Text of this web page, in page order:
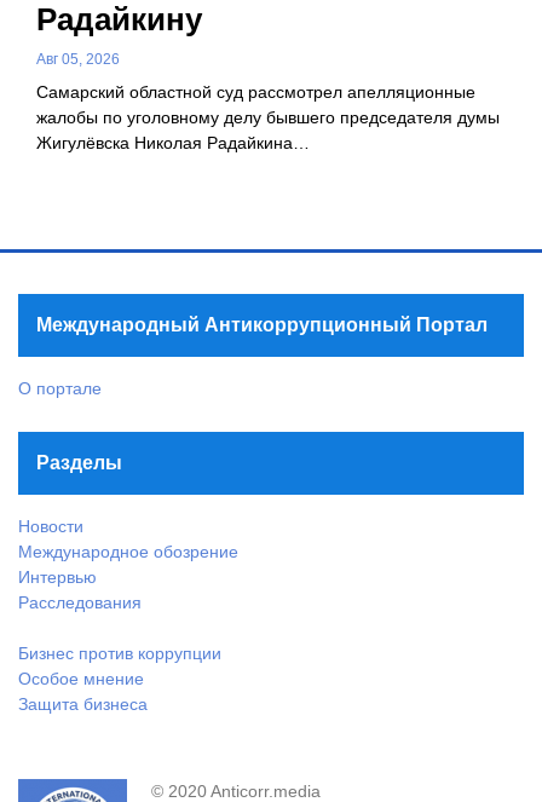
Радайкину
Авг 05, 2026
Самарский областной суд рассмотрел апелляционные
жалобы по уголовному делу бывшего председателя думы
Жигулёвска Николая Радайкина…
Международный Антикоррупционный Портал
О портале
Разделы
Новости
Международное обозрение
Интервью
Расследования
Бизнес против коррупции
Особое мнение
Защита бизнеса
© 2020 Anticorr.media